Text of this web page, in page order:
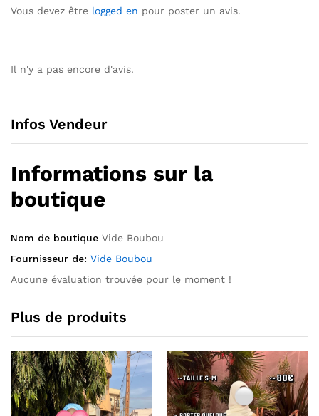
Vous devez être logged en pour poster un avis.
Il n'y a pas encore d'avis.
Infos Vendeur
Informations sur la
boutique
Nom de boutique Vide Boubou
Fournisseur de: Vide Boubou
Aucune évaluation trouvée pour le moment !
Plus de produits